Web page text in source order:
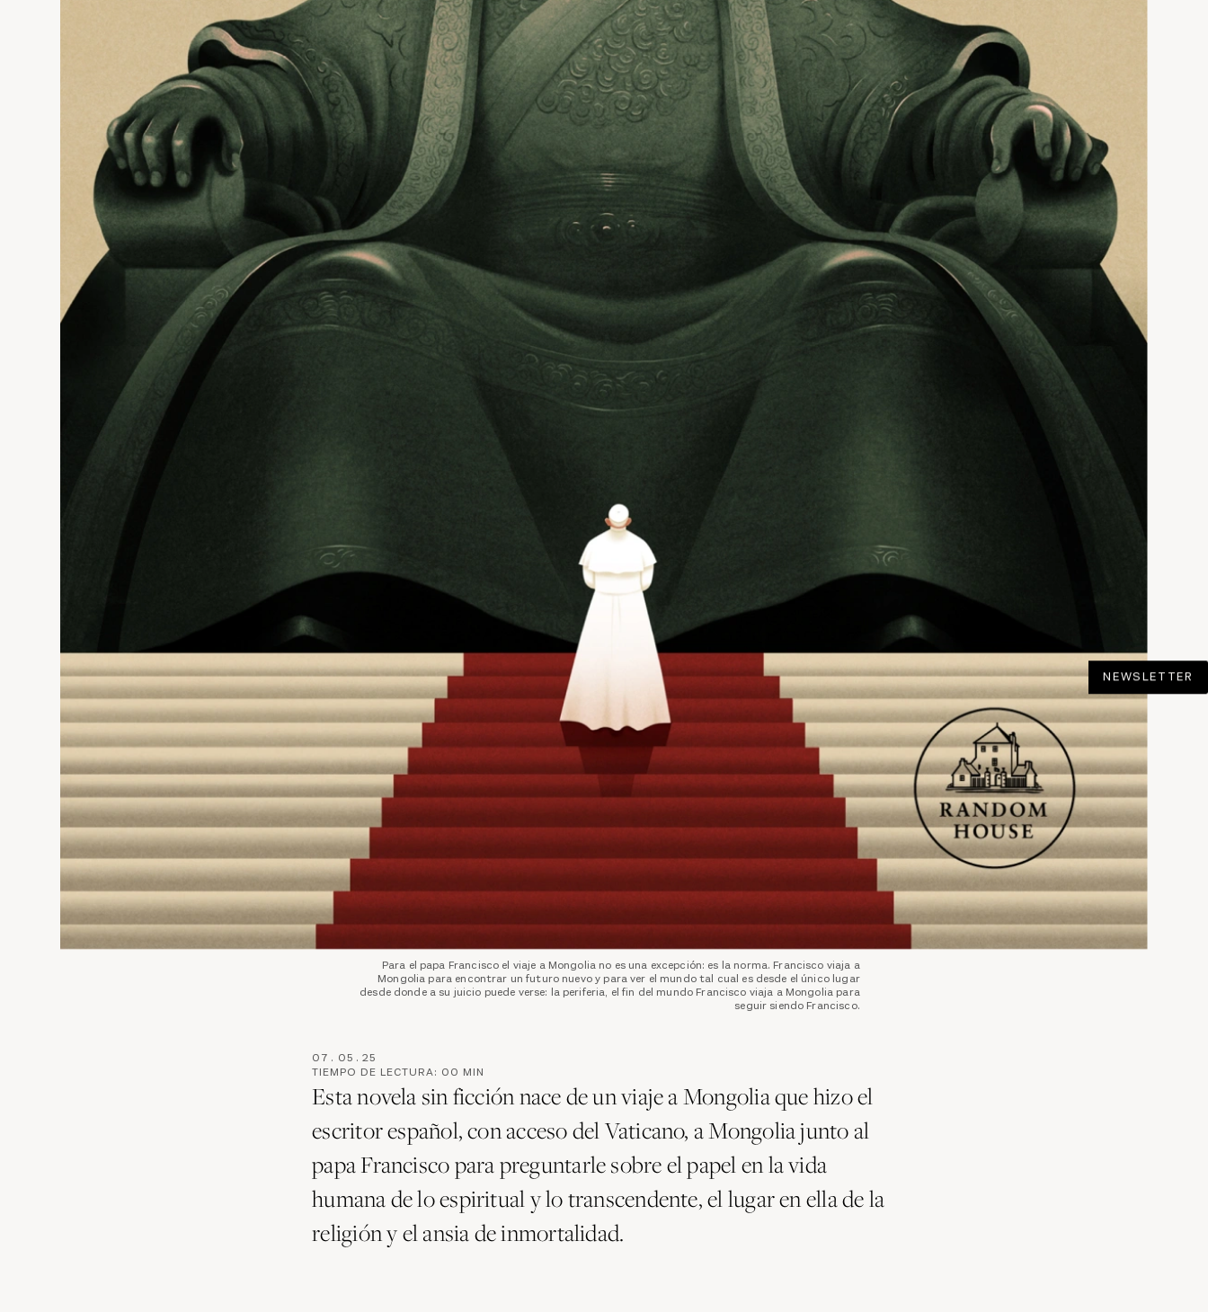
Para el papa Francisco el viaje a Mongolia no es una excepción: es la norma. Francisco viaja a
Mongolia para encontrar un futuro nuevo y para ver el mundo tal cual es desde el único lugar
desde donde a su juicio puede verse: la periferia, el fin del mundo Francisco viaja a Mongolia para
seguir siendo Francisco.
07 . 05 . 25
TIEMPO DE LECTURA: 00 MIN
Esta novela sin ficción nace de un viaje a Mongolia que hizo el
escritor español, con acceso del Vaticano, a Mongolia junto al
papa Francisco para preguntarle sobre el papel en la vida
humana de lo espiritual y lo transcendente, el lugar en ella de la
religión y el ansia de inmortalidad.
NEWSLETTER